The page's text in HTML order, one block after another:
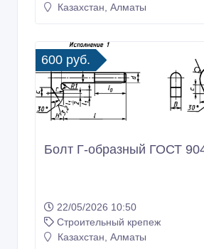
Казахстан, Алматы
600 руб.
Болт Г-образный ГОСТ
22/05/2026 10:50
Строительный крепеж
Казахстан, Алматы